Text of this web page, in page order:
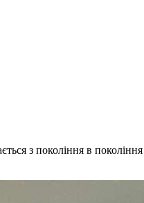
з покоління в покоління